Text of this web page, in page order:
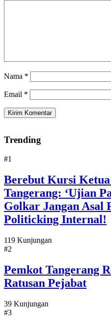
Nama *
Email *
Trending
#1
Berebut Kursi
Tangerang: ‘Ujian
Golkar Jangan Asal
Politicking Internal!
119 Kunjungan
#2
Pemkot Tangerang
Ratusan Pejabat
39 Kunjungan
#3